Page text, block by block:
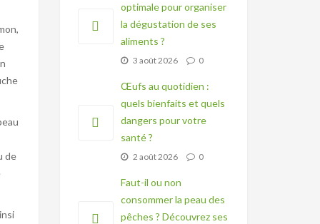
de
optimale pour organiser
la dégustation de ses
aliments ?
3 août 2026 0
Œufs au quotidien :
quels bienfaits et quels
dangers pour votre
santé ?
2 août 2026 0
Faut-il ou non
consommer la peau des
pêches ? Découvrez ses